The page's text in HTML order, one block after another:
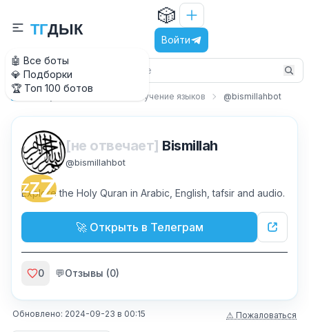
🤖 Все боты
💎 Подборки
🏆 Топ 100 ботов
ТГДЫК
🎲
Войти
Главная Изучение языков @bismillahbot
ZZZ
[не отвечает] Bismillah
@bismillahbot
Explore the Holy Quran in Arabic, English, tafsir and audio.
🚀 Открыть в Телеграм
0 💬Отзывы (0)
Обновлено: 2024-09-23 в 00:15 ⚠ Пожаловаться